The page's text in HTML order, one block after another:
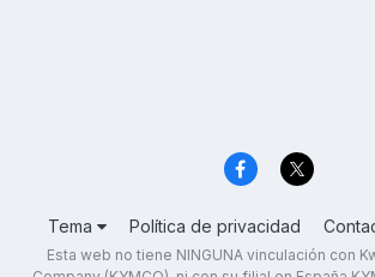
Tema Política de privacidad
Esta web no tiene NINGUNA vinculación con